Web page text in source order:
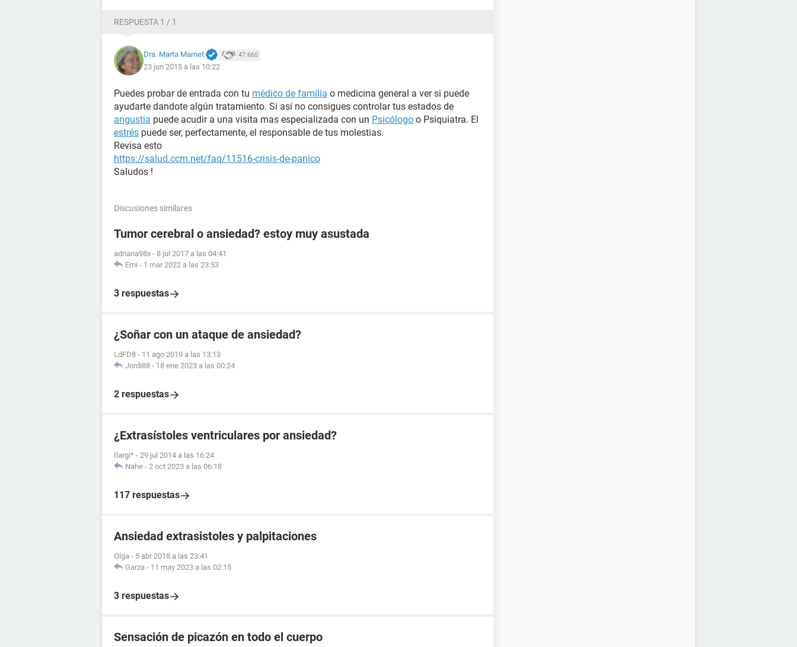
RESPUESTA 1 / 1
Dra. Marta Marnet 47.660
23 jun 2015 a las 10:22
Puedes probar de entrada con tu médico de familia o medicina general a ver si puede
ayudarte dandote algún tratamiento. Si así no consigues controlar tus estados de
angustia puede acudir a una visita mas especializada con un Psicólogo o Psiquiatra. El
estrés puede ser, perfectamente, el responsable de tus molestias.
Revisa esto
https://salud.ccm.net/faq/11516-crisis-de-panico
Saludos !
Discusiones similares
Tumor cerebral o ansiedad? estoy muy asustada
adriana98x - 8 jul 2017 a las 04:41
Emi - 1 mar 2022 a las 23:53
3 respuestas
¿Soñar con un ataque de ansiedad?
LdFD8 - 11 ago 2019 a las 13:13
Jordi88 - 18 ene 2023 a las 00:24
2 respuestas
¿Extrasístoles ventriculares por ansiedad?
Ilargi* - 29 jul 2014 a las 16:24
Nahe - 2 oct 2023 a las 06:18
117 respuestas
Ansiedad extrasistoles y palpitaciones
Olga - 5 abr 2018 a las 23:41
Garza - 11 may 2023 a las 02:15
3 respuestas
Sensación de picazón en todo el cuerpo